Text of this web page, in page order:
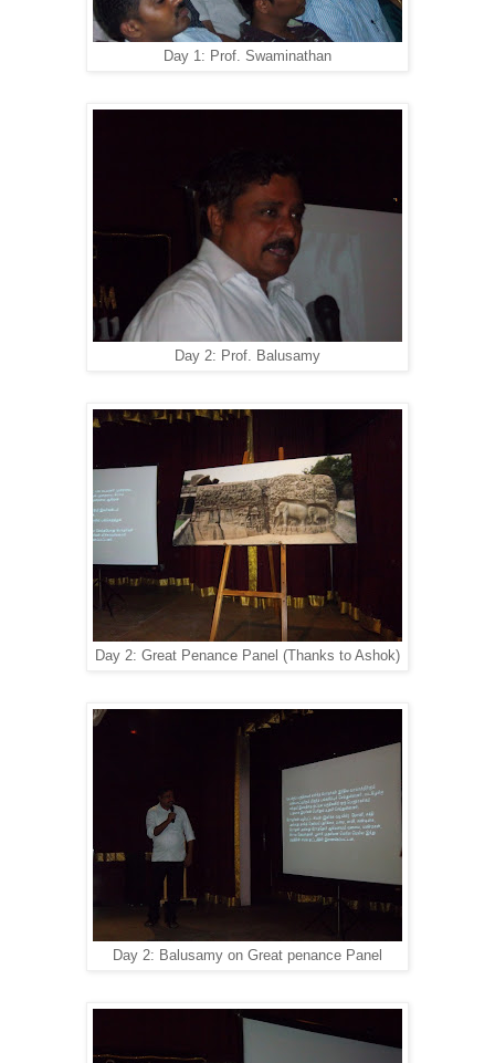
Day 1: Prof. Swaminathan
Day 2: Prof. Balusamy
Day 2: Great Penance Panel (Thanks to Ashok)
Day 2: Balusamy on Great penance Panel